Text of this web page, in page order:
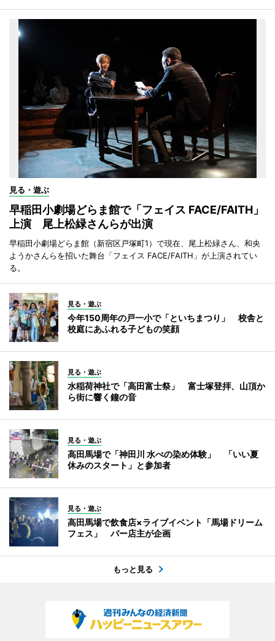
見る・遊ぶ
早稲田小劇場どらま館で「フェイス FACE/FAITH」
上演 尾上松緑さんらが出演
早稲田小劇場どらま館（新宿区戸塚町1）で現在、尾上松緑さん、和央
ようかさんらを招いた舞台「フェイス FACE/FAITH」が上演されてい
る。
見る・遊ぶ
今年150周年の戸一小で「といちまつり」 校舎と
校庭にあふれる子どもの笑顔
見る・遊ぶ
水稲荷神社で「高田富士祭」 富士塚登拝、山頂か
ら街に響く鐘の音
見る・遊ぶ
高田馬場で「神田川 水べの染め体験」 「いい夏
休みのスタート」と参加者
見る・遊ぶ
高田馬場で飲食店×ライブイベント「馬場ドリーム
フェス」 バー店主が企画
もっと見る